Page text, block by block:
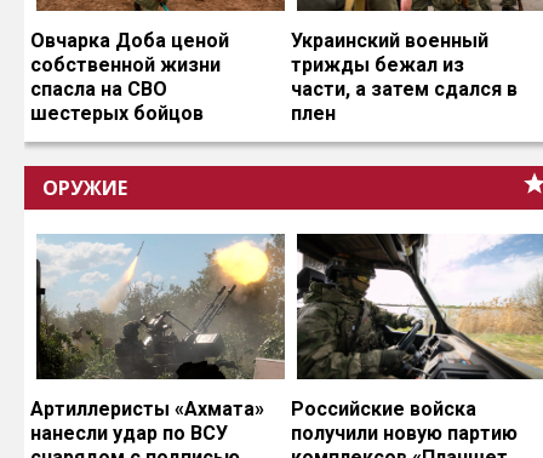
Овчарка Доба ценой
собственной жизни
спасла на СВО
шестерых бойцов
Украинский военный
трижды бежал из
части, а затем сдался в
плен
ОРУЖИЕ
Артиллеристы «Ахмата»
нанесли удар по ВСУ
Российские войска
получили новую партию